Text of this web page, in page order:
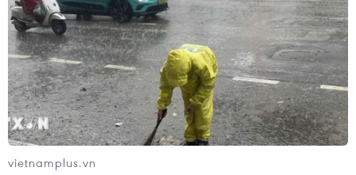
Cai
07/08/2026 02:37
Thời tiết ngày 7/8: Bắc Bộ và Bắc
Trung Bộ giảm mưa về đêm, cục bộ
có mưa to
06/08/2026 23:15
vietnamplus.vn